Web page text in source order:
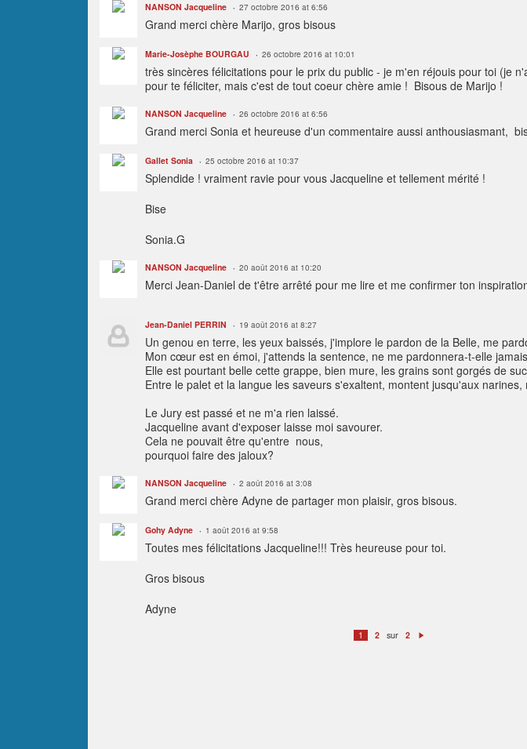
NANSON Jacqueline 27 octobre 2016 at 6:56
Grand merci chère Marijo, gros bisous
Marie-Josèphe BOURGAU 26 octobre 2016 at 10:01
très sincères félicitations pour le prix du public - je m'en réjouis pour toi (je
pour te féliciter, mais c'est de tout coeur chère amie ! Bisous de Marijo !
NANSON Jacqueline 26 octobre 2016 at 6:56
Grand merci Sonia et heureuse d'un commentaire aussi anthousiasmant,
Gallet Sonia 25 octobre 2016 at 10:37
Splendide ! vraiment ravie pour vous Jacqueline et tellement mérité !
Bise
Sonia.G
NANSON Jacqueline 20 août 2016 at 10:20
Merci Jean-Daniel de t'être arrêté pour me lire et me confirmer ton
Jean-Daniel PERRIN 19 août 2016 at 8:27
Un genou en terre, les yeux baissés, j'implore le pardon de la Belle, me
Mon cœur est en émoi, j'attends la sentence, ne me pardonnera-t-elle
Elle est pourtant belle cette grappe, bien mure, les grains sont gorgés de
Entre le palet et la langue les saveurs s'exaltent, montent jusqu'aux
Le Jury est passé et ne m'a rien laissé.
Jacqueline avant d'exposer laisse moi savourer.
Cela ne pouvait être qu'entre nous,
pourquoi faire des jaloux?
NANSON Jacqueline 2 août 2016 at 3:08
Grand merci chère Adyne de partager mon plaisir, gros bisous.
Gohy Adyne 1 août 2016 at 9:58
Toutes mes félicitations Jacqueline!!! Très heureuse pour toi.
Gros bisous
Adyne
1 2 sur 2